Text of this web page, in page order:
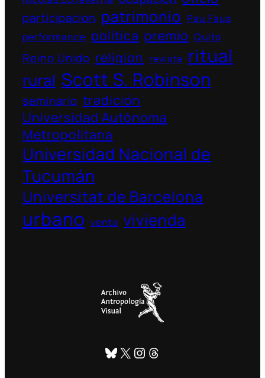
participacion patrimonio Pau Faus
performance política premio Quito
Reino Unido religion revista ritual
rural Scott S. Robinson
seminario tradición
Universidad Autónoma
Metropolitana
Universidad Nacional de
Tucumán
Universitat de Barcelona
urbano venta vivienda
Bluesky
X Instagram
Threads